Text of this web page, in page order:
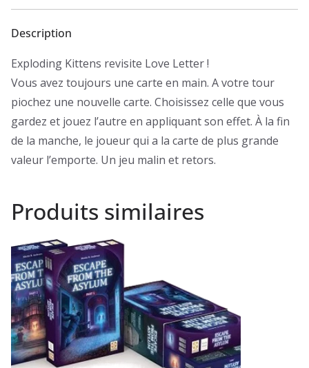
Description
Exploding Kittens revisite Love Letter !
Vous avez toujours une carte en main. A votre tour
piochez une nouvelle carte. Choisissez celle que vous
gardez et jouez l’autre en appliquant son effet. À la fin
de la manche, le joueur qui a la carte de plus grande
valeur l’emporte. Un jeu malin et retors.
Produits similaires